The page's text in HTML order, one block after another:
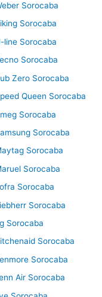
Sorocaba
Sorocaba
line Sorocaba
Sorocaba
Zero Sorocaba
Queen Sorocaba
Sorocaba
Sorocaba
Sorocaba
Sorocaba
Sorocaba
Sorocaba
Sorocaba
Sorocaba
Sorocaba
Air Sorocaba